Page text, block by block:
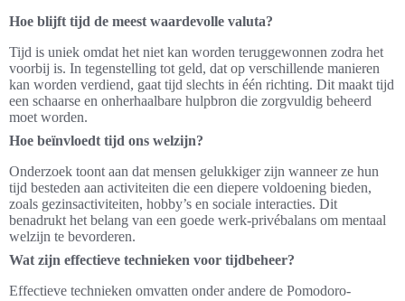
Hoe blijft tijd de meest waardevolle valuta?
Tijd is uniek omdat het niet kan worden teruggewonnen zodra het
voorbij is. In tegenstelling tot geld, dat op verschillende manieren
kan worden verdiend, gaat tijd slechts in één richting. Dit maakt tijd
een schaarse en onherhaalbare hulpbron die zorgvuldig beheerd
moet worden.
Hoe beïnvloedt tijd ons welzijn?
Onderzoek toont aan dat mensen gelukkiger zijn wanneer ze hun
tijd besteden aan activiteiten die een diepere voldoening bieden,
zoals gezinsactiviteiten, hobby’s en sociale interacties. Dit
benadrukt het belang van een goede werk-privébalans om mentaal
welzijn te bevorderen.
Wat zijn effectieve technieken voor tijdbeheer?
Effectieve technieken omvatten onder andere de Pomodoro-